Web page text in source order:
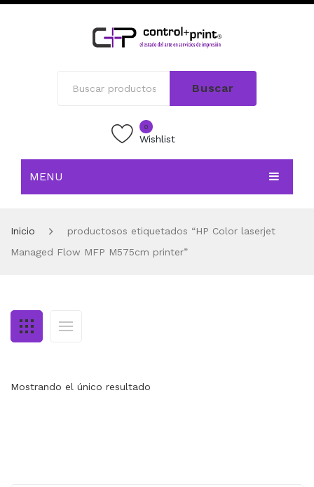
Buscar
0
Wishlist
MENU
TIENDA
MI CUENTA
Inicio
productosos etiquetados “HP Color laserjet
Managed Flow MFP M575cm printer”
Mostrando el único resultado